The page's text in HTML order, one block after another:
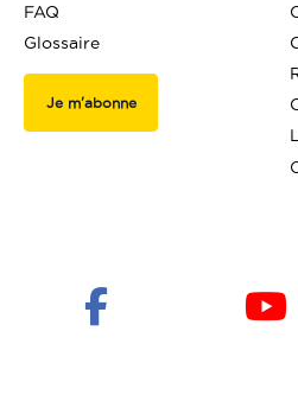
FAQ
Glossaire
Je m'abonne